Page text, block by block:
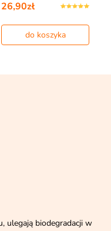
26,90zł
do koszyka
ulegają biodegradacji w